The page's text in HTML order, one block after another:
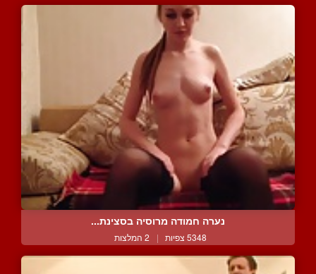
נערה חמודה מרוסיה בסצינת...
5348 צפיות | 2 המלצות